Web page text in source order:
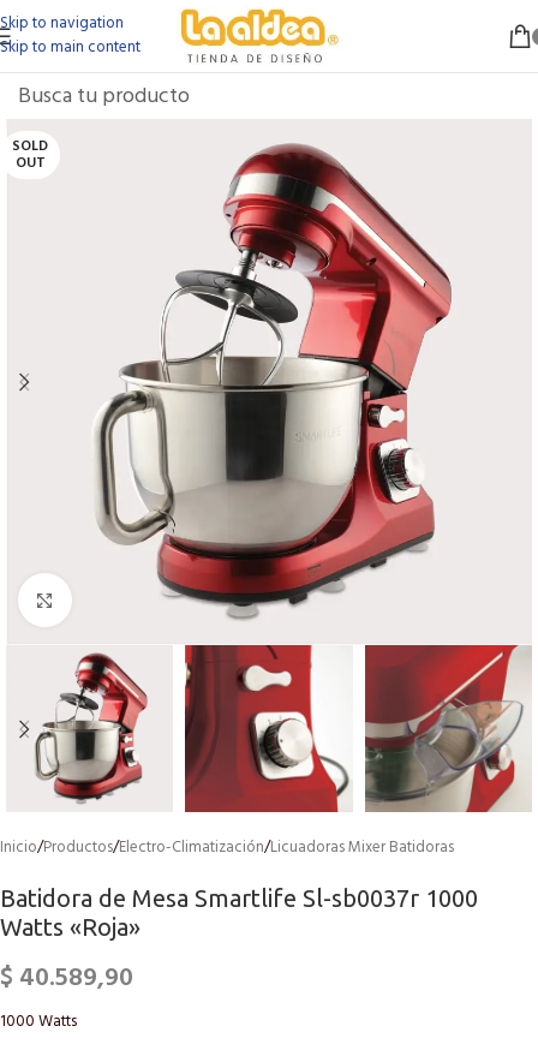
Skip to navigation
Skip to main content
SOLD
OUT
Click to enlarge
Inicio/Productos/Electro-Climatización/Licuadoras Mixer Batidoras
Batidora de Mesa Smartlife Sl-sb0037r 1000
Watts «Roja»
$ 40.589,90
1000 Watts